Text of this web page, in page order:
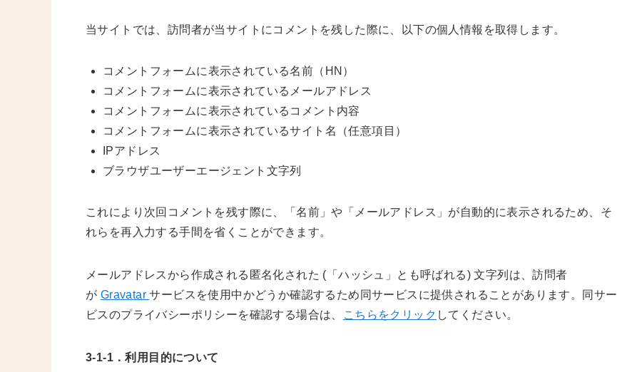
当サイトでは、訪問者が当サイトにコメントを残した際に、以下の個人情報を取得します。
コメントフォームに表示されている名前（HN）
コメントフォームに表示されているメールアドレス
コメントフォームに表示されているコメント内容
コメントフォームに表示されているサイト名（任意項目）
IPアドレス
ブラウザユーザーエージェント文字列
これにより次回コメントを残す際に、「名前」や「メールアドレス」が自動的に表示されるため、そ
れらを再入力する手間を省くことができます。
メールアドレスから作成される匿名化された (「ハッシュ」とも呼ばれる) 文字列は、訪問者
が Gravatarサービスを使用中かどうか確認するため同サービスに提供されることがあります。同サー
ビスのプライバシーポリシーを確認する場合は、
こちらをクリック してください。
3-1-1．利用目的について